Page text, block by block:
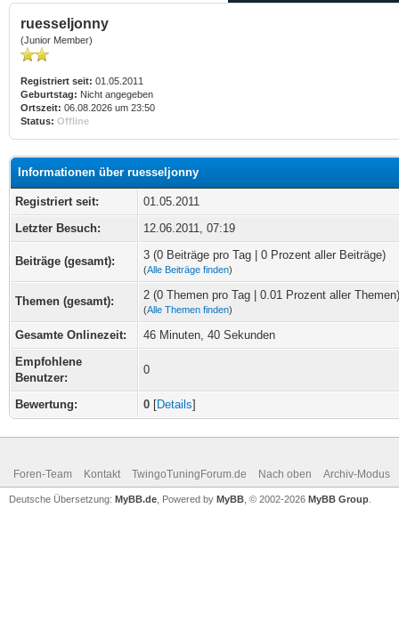
ruesseljonny
(Junior Member)
Registriert seit: 01.05.2011
Geburtstag: Nicht angegeben
Ortszeit: 06.08.2026 um 23:50
Status: Offline
Informationen über ruesseljonny
Registriert seit:
01.05.2011
Letzter Besuch:
12.06.2011, 07:19
Beiträge (gesamt): 3 (0 Beiträge pro Tag | 0 Prozent aller Beiträge)
(Alle Beiträge finden)
Themen (gesamt): 2 (0 Themen pro Tag | 0.01 Prozent aller Themen)
(Alle Themen finden)
Gesamte Onlinezeit:
46 Minuten, 40 Sekunden
Empfohlene
Benutzer:
0
Bewertung: 0 [Details]
Foren-Team Kontakt TwingoTuningForum.de Nach oben Archiv-Modus
Deutsche Übersetzung: MyBB.de , Powered by MyBB , © 2002-2026 MyBB Group